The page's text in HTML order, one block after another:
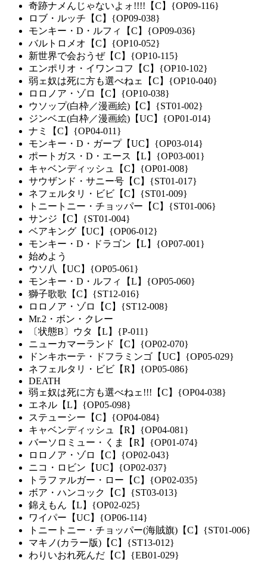
奇跡ナメんじゃないよォ!!!!【C】{OP09-116}
ロブ・ルッチ【C】{OP09-038}
モンキー・D・ルフィ【C】{OP09-036}
バルトロメオ【C】{OP10-052}
新世界で会おうぜ【C】{OP10-115}
エンポリオ・イワンコフ【C】{OP10-102}
弱ェ奴は死に方も選べねェ【C】{OP10-040}
ロロノア・ゾロ【C】{OP10-038}
ウソップ(白枠／漫画絵)【C】{ST01-002}
ジンベエ(白枠／漫画絵)【UC】{OP01-014}
ナミ【C】{OP04-011}
モンキー・D・ガープ【UC】{OP03-014}
ポートガス・D・エース【L】{OP03-001}
キャベンディッシュ【C】{OP01-008}
サウザンド・サニー号【C】{ST01-017}
ネフェルタリ・ビビ【C】{ST01-009}
トニートニー・チョッパー【C】{ST01-006}
サンジ【C】{ST01-004}
ベアキング【UC】{OP06-012}
モンキー・D・ドラゴン【L】{OP07-001}
始めよう
ウソ八【UC】{OP05-061}
モンキー・D・ルフィ【L】{OP05-060}
獅子歌歌【C】{ST12-016}
ロロノア・ゾロ【C】{ST12-008}
Mr.2・ボン・クレー
〔状態B〕ウタ【L】{P-011}
ニューカマーランド【C】{OP02-070}
ドンキホーテ・ドフラミンゴ【UC】{OP05-029}
ネフェルタリ・ビビ【R】{OP05-086}
DEATH
弱ェ奴は死に方も選べねェ!!!【C】{OP04-038}
エネル【L】{OP05-098}
ステューシー【C】{OP04-084}
キャベンディッシュ【R】{OP04-081}
バーソロミュー・くま【R】{OP01-074}
ロロノア・ゾロ【C】{OP02-043}
ニコ・ロビン【UC】{OP02-037}
トラファルガー・ロー【C】{OP02-035}
ボア・ハンコック【C】{ST03-013}
錦えもん【L】{OP02-025}
ワイパー【UC】{OP06-114}
トニートニー・チョッパー(海賊旗)【C】{ST01-006}
マキノ(カラー版)【C】{ST13-012}
わりいおれ死んだ【C】{EB01-029}